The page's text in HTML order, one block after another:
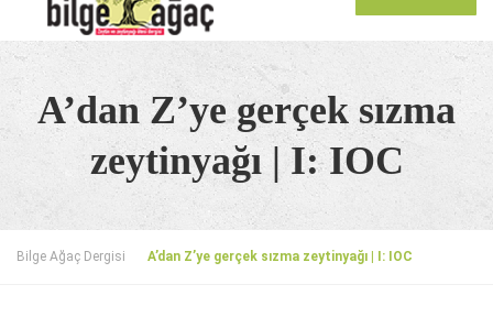
A’dan Z’ye gerçek sızma
zeytinyağı | I: IOC
Bilge Ağaç Dergisi A’dan Z’ye gerçek sızma zeytinyağı | I: IOC